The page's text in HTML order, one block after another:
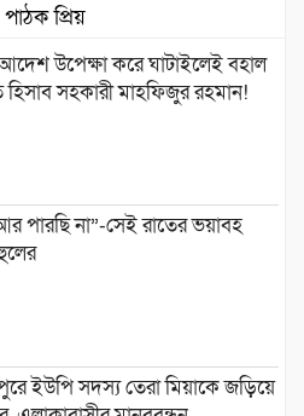
পাঠক প্রিয়
উপেক্ষা করে ঘাটাইলেই বহাল
সহকারী মাহফিজুর রহমান!
পারছি না”-সেই রাতের ভয়াবহ
ইউপি সদস্য তেরা মিয়াকে জড়িয়ে